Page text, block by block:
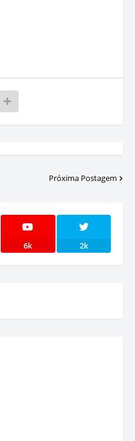
Próxima Postagem
6k 2k